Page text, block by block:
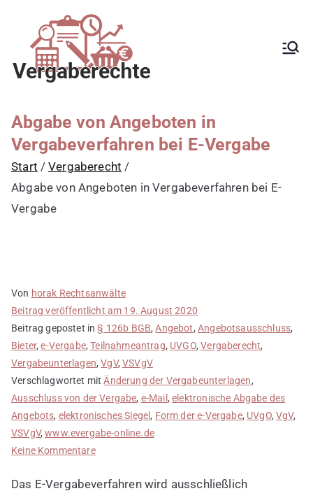
springen
Auftraggeber,
Vergabestellen
sowie Bewerber
öffentliche Ausschreibung,
Schwellenwerte, Konzessionen,
Zuwendungen, GWB, VgV, UGVO,
VoB/A, Rüge,
der Vergabe, Schadensersatz,
erneute Vergabe
Abgabe von Angeboten in
Vergabeverfahren bei E-Vergabe
Start
Vergaberecht
Abgabe von Angeboten in Vergabeverfahren bei E-
Vergabe
Von horak Rechtsanwälte
Beitrag veröffentlicht am 19. August 2020
Beitrag gepostet in§ 126b BGB,Angebot, Angebotsausschluss,
Bieter,e-Vergabe,Teilnahmeantrag, UVGO,Vergaberecht,
Vergabeunterlagen,VgV,VSVgV
Verschlagwortet mitÄnderung der Vergabeunterlagen,
Ausschluss von der Vergabe, e-Mail ,elektronische Abgabe des
Angebots, elektronisches Siegel, Form der e-Vergabe, UVgO,VgV,
VSVgV,www.evergabe-online.de
Keine Kommentarezu
von
Das E-Vergabeverfahren wird ausschließlich